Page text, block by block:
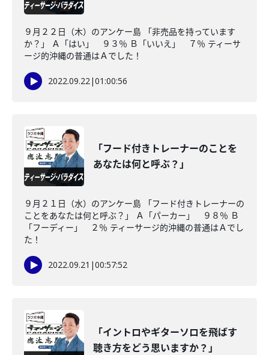
９月２２日（木）のアンケー島 「非売品を持っています
か？」 Ａ「はい」 ９３％ Ｂ「いいえ」 ７％ ティーサ
ージ的沖縄の普通はＡでした！
2022.09.22|01:00:56
「フード付きトレーナーのことを
あなたは何と呼ぶ？」
９月２１日（水）のアンケー島 「フード付きトレーナーの
ことをあなたは何と呼ぶ？」 Ａ「パーカー」 ９８％ Ｂ
「フーディー」 ２％ ティーサージ的沖縄の普通はＡでし
た！
2022.09.21 |00:57:52
「イントロやギターソロを飛ばす
聴き方をどう思いますか？」